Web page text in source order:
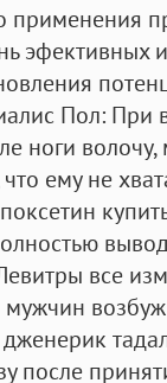
Пол:
ноги
ему не
все
мужчин
дженерик
после